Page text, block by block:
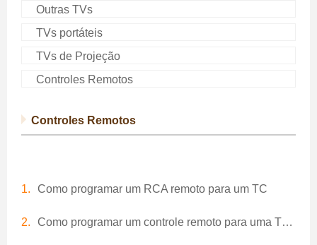
Outras TVs
TVs portáteis
TVs de Projeção
Controles Remotos
Controles Remotos
Como programar um RCA remoto para um TC
Como programar um controle remoto para uma TV Toshiba